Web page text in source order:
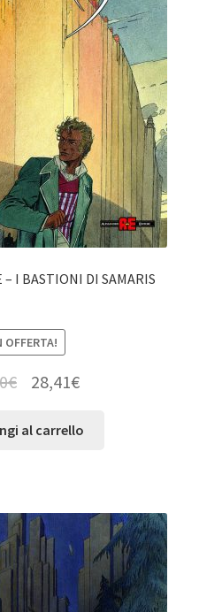
– I BASTIONI DI SAMARIS
OFFERTA!
€ 28,41€
al carrello